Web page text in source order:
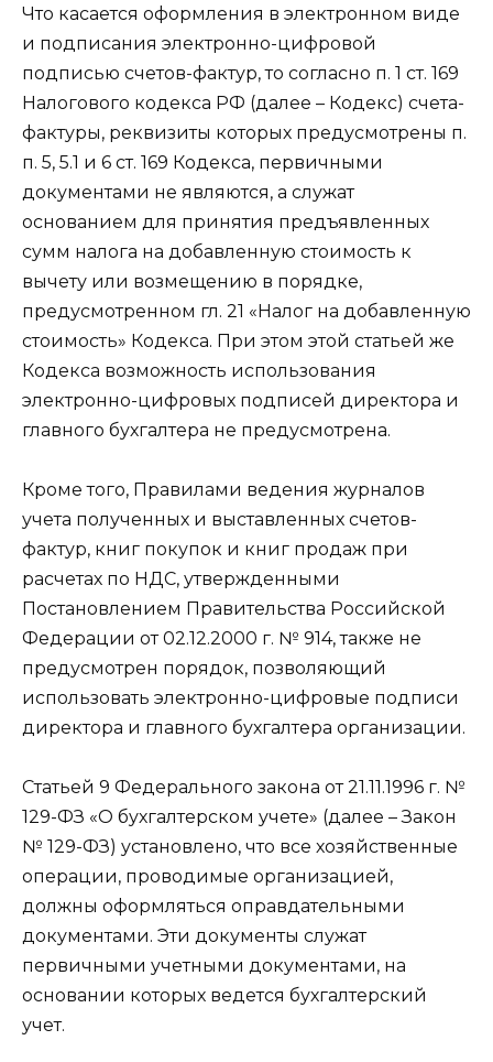
Что касается оформления в электронном виде
и подписания электронно-цифровой
подписью счетов-фактур, то согласно п. 1 ст. 169
Налогового кодекса РФ (далее – Кодекс) счета-
фактуры, реквизиты которых предусмотрены п.
п. 5, 5.1 и 6 ст. 169 Кодекса, первичными
документами не являются, а служат
основанием для принятия предъявленных
сумм налога на добавленную стоимость к
вычету или возмещению в порядке,
предусмотренном гл. 21 «Налог на добавленную
стоимость» Кодекса. При этом этой статьей же
Кодекса возможность использования
электронно-цифровых подписей директора и
главного бухгалтера не предусмотрена.
Кроме того, Правилами ведения журналов
учета полученных и выставленных счетов-
фактур, книг покупок и книг продаж при
расчетах по НДС, утвержденными
Постановлением Правительства Российской
Федерации от 02.12.2000 г. № 914, также не
предусмотрен порядок, позволяющий
использовать электронно-цифровые подписи
директора и главного бухгалтера организации.
Статьей 9 Федерального закона от 21.11.1996 г. №
129-ФЗ «О бухгалтерском учете» (далее – Закон
№ 129-ФЗ) установлено, что все хозяйственные
операции, проводимые организацией,
должны оформляться оправдательными
документами. Эти документы служат
первичными учетными документами, на
основании которых ведется бухгалтерский
учет.